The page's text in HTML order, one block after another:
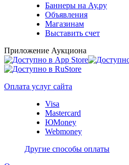
Баннеры на Ау.ру
Объявления
Магазинам
Выставить счет
Приложение Аукциона
Оплата услуг сайта
Visa
Mastercard
ЮMoney
Webmoney
Другие способы оплаты